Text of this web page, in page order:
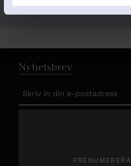
1000kr.
Nyhetsbrev
PRENUMERERA